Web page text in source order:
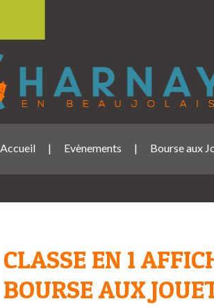
Accueil | Evènements | Bourse aux
CLASSE EN 1
BOURSE AUX